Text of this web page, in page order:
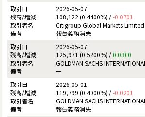
2026-05-07
108,122 (0.4400%) /-0.0701
Citigroup Global Markets Limited
報告義務消失
2026-05-07
125,971 (0.5200%) /0.0300
GOLDMAN SACHS INTERNATIONAL
ー
2026-05-01
119,799 (0.4900%) /-0.0201
GOLDMAN SACHS INTERNATIONAL
報告義務消失